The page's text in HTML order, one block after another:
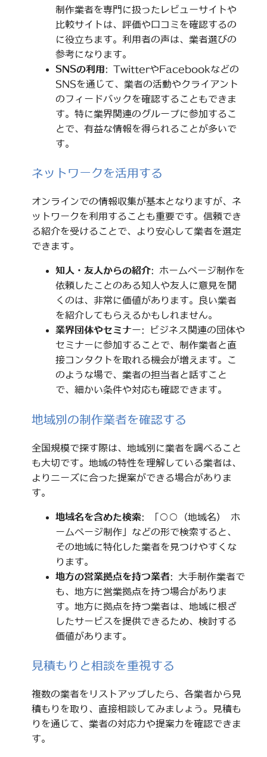
制作業者を専門に扱ったレビューサイトや
比較サイトは、評価や口コミを確認するの
に役立ちます。利用者の声は、業者選びの
参考になります。
SNSの利用 : TwitterやFacebookなどの
SNSを通じて、業者の活動やクライアント
のフィードバックを確認することもできま
す。特に業界関連のグループに参加するこ
とで、有益な情報を得られることが多いで
す。
ネットワークを活用する
オンラインでの情報収集が基本となりますが、ネ
ットワークを利用することも重要です。信頼でき
る紹介を受けることで、より安心して業者を選定
できます。
知人・友人からの紹介: ホームページ制作を
依頼したことのある知人や友人に意見を聞
くのは、非常に価値があります。良い業者
を紹介してもらえるかもしれません。
業界団体やセミナー: ビジネス関連の団体や
セミナーに参加することで、制作業者と直
接コンタクトを取れる機会が増えます。こ
のような場で、業者の担当者と話すこと
で、細かい条件や対応も確認できます。
地域別の制作業者を確認する
全国規模で探す際は、地域別に業者を調べること
も大切です。地域の特性を理解している業者は、
よりニーズに合った提案ができる場合がありま
す。
地域名を含めた検索: 「○○（地域名） ホ
ームページ制作」などの形で検索すると、
その地域に特化した業者を見つけやすくな
ります。
地方の営業拠点を持つ業者: 大手制作業者で
も、地方に営業拠点を持つ場合がありま
す。地方に拠点を持つ業者は、地域に根ざ
したサービスを提供できるため、検討する
価値があります。
見積もりと相談を重視する
複数の業者をリストアップしたら、各業者から見
積もりを取り、直接相談してみましょう。見積も
りを通じて、業者の対応力や提案力を確認できま
す。